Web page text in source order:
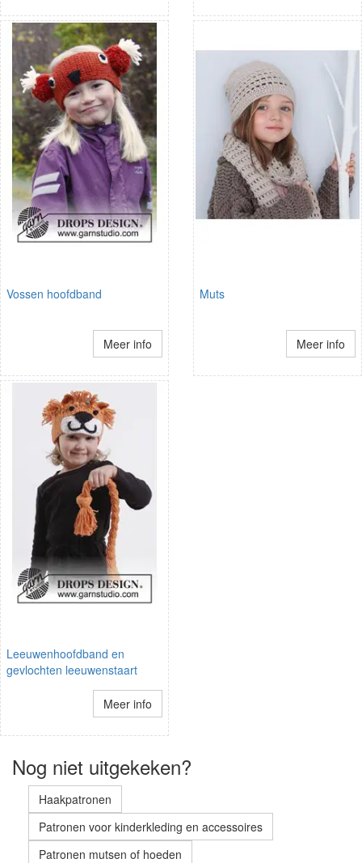
Vossen hoofdband
Meer info
Muts
Meer info
Leeuwenhoofdband en
gevlochten leeuwenstaart
Meer info
Nog niet uitgekeken?
Haakpatronen
Patronen voor kinderkleding en accessoires
Patronen mutsen of hoeden